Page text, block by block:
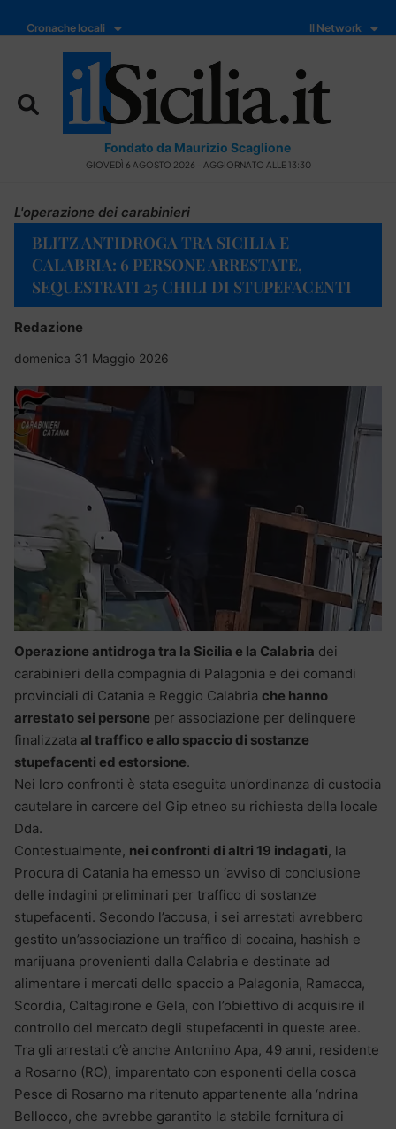
Cronache locali Il Network
Fondato da Maurizio Scaglione
GIOVEDÌ 6 AGOSTO 2026 - AGGIORNATO ALLE 13:30
L'operazione dei carabinieri
BLITZ ANTIDROGA TRA SICILIA E
CALABRIA: 6 PERSONE ARRESTATE,
SEQUESTRATI 25 CHILI DI STUPEFACENTI
Redazione
domenica 31 Maggio 2026
Operazione antidroga tra la Sicilia e la Calabria dei
carabinieri della compagnia di Palagonia e dei comandi
provinciali di Catania e Reggio Calabria che hanno
arrestato sei persone per associazione per delinquere
finalizzata al traffico e allo spaccio di sostanze
stupefacenti ed estorsione.
Nei loro confronti è stata eseguita un’ordinanza di custodia
cautelare in carcere del Gip etneo su richiesta della locale
Dda.
Contestualmente, nei confronti di altri 19 indagati, la
Procura di Catania ha emesso un ‘avviso di conclusione
delle indagini preliminari per traffico di sostanze
stupefacenti. Secondo l’accusa, i sei arrestati avrebbero
gestito un’associazione un traffico di cocaina, hashish e
marijuana provenienti dalla Calabria e destinate ad
alimentare i mercati dello spaccio a Palagonia, Ramacca,
Scordia, Caltagirone e Gela, con l’obiettivo di acquisire il
controllo del mercato degli stupefacenti in queste aree.
Tra gli arrestati c’è anche Antonino Apa, 49 anni, residente
a Rosarno (RC), imparentato con esponenti della cosca
Pesce di Rosarno ma ritenuto appartenente alla ‘ndrina
Bellocco, che avrebbe garantito la stabile fornitura di